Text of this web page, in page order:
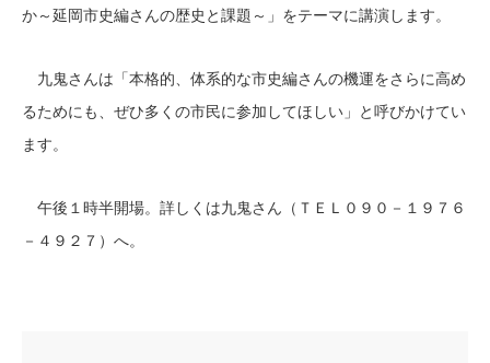
か～延岡市史編さんの歴史と課題～」をテーマに講演します。
九鬼さんは「本格的、体系的な市史編さんの機運をさらに高め
るためにも、ぜひ多くの市民に参加してほしい」と呼びかけてい
ます。
午後１時半開場。詳しくは九鬼さん（ＴＥＬ０９０－１９７６
－４９２７）へ。